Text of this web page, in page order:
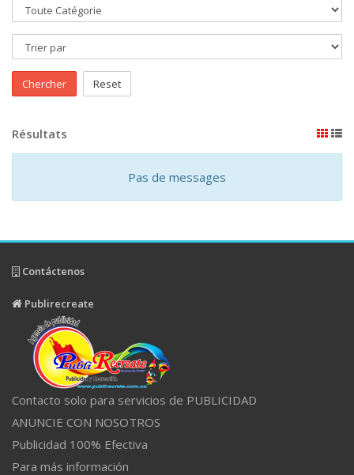
Chercher Reset
Résultats
Pas de messages
Contáctenos
Publirecreate
Contacto solo para servicios de PUBLICIDAD
ANUNCIE CON NOSOTROS
Publicidad 100% Efectiva
Para más información